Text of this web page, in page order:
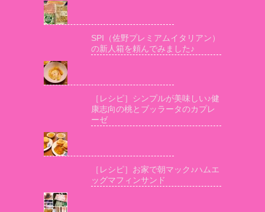
SPI（佐野プレミアムイタリアン）
の新人箱を頼んでみました♪
［レシピ］シンプルが美味しい♪健
康志向の桃とブッラータのカプレ
ーゼ
［レシピ］お家で朝マック♪ハムエ
ッグマフィンサンド